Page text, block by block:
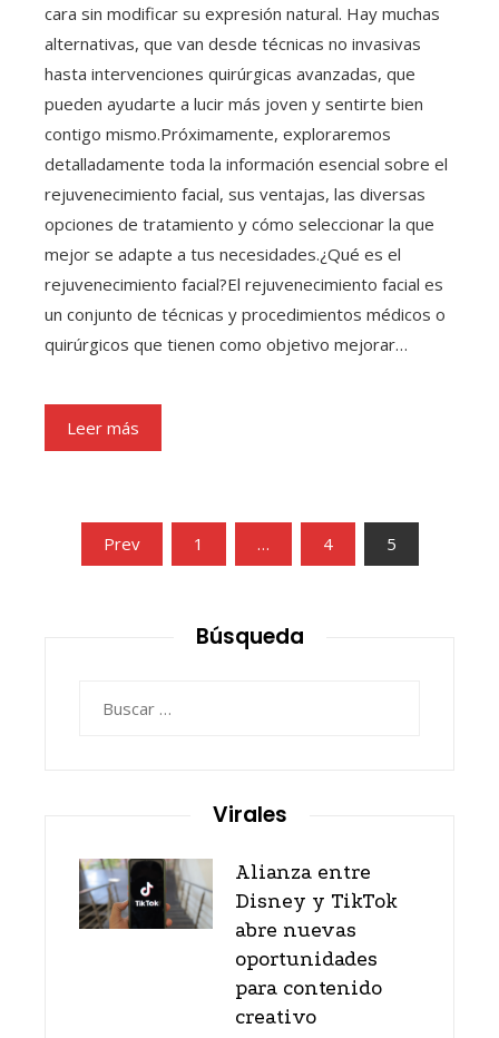
cara sin modificar su expresión natural. Hay muchas
alternativas, que van desde técnicas no invasivas
hasta intervenciones quirúrgicas avanzadas, que
pueden ayudarte a lucir más joven y sentirte bien
contigo mismo.Próximamente, exploraremos
detalladamente toda la información esencial sobre el
rejuvenecimiento facial, sus ventajas, las diversas
opciones de tratamiento y cómo seleccionar la que
mejor se adapte a tus necesidades.¿Qué es el
rejuvenecimiento facial?El rejuvenecimiento facial es
un conjunto de técnicas y procedimientos médicos o
quirúrgicos que tienen como objetivo mejorar…
Leer más
Paginación
entradas
Prev 1 … 4 5
Búsqueda
Virales
Alianza entre
Disney y TikTok
abre nuevas
oportunidades
para contenido
creativo